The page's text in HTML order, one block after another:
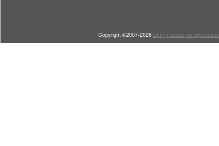
Copyright ©2007-2026 Центр развития